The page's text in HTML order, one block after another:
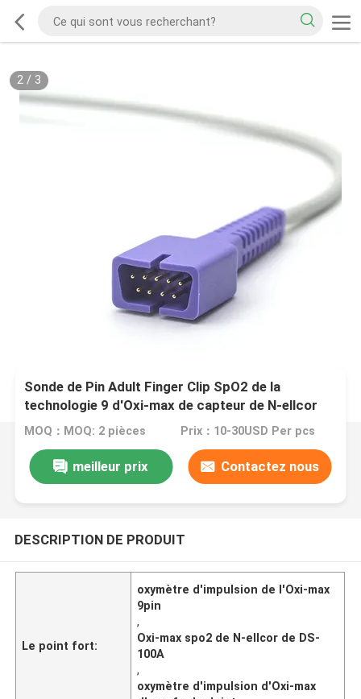
2/ 3
Sonde de Pin Adult Finger Clip SpO2 de la
technologie 9 d'Oxi-max de capteur de N-ellcor
DS-100A SpO2
MOQ：MOQ: 2 pièces Prix：10-30USD Per pcs
meilleur prix Contactez nous
DESCRIPTION DE PRODUIT
Le point fort:
oxymètre d'impulsion de l'Oxi-max
9pin
,
Oxi-max spo2 de N-ellcor de DS-
100A
,
oxymètre d'impulsion d'Oxi-max